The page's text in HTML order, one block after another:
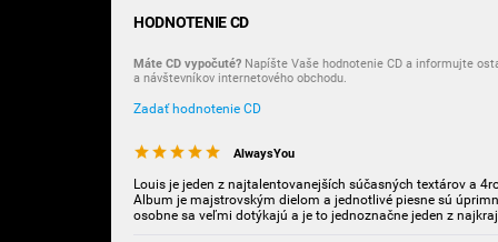
HODNOTENIE CD
Máte CD vypočuté? Napíšte Vaše hodnotenie CD a informujte
a návštevníkov internetového obchodu.
Zadať hodnotenie CD
AlwaysYou
Louis je jeden z najtalentovanejších súčasných textárov a
Album je majstrovským dielom a jednotlivé piesne sú
osobne sa veľmi dotýkajú a je to jednoznačne jeden z